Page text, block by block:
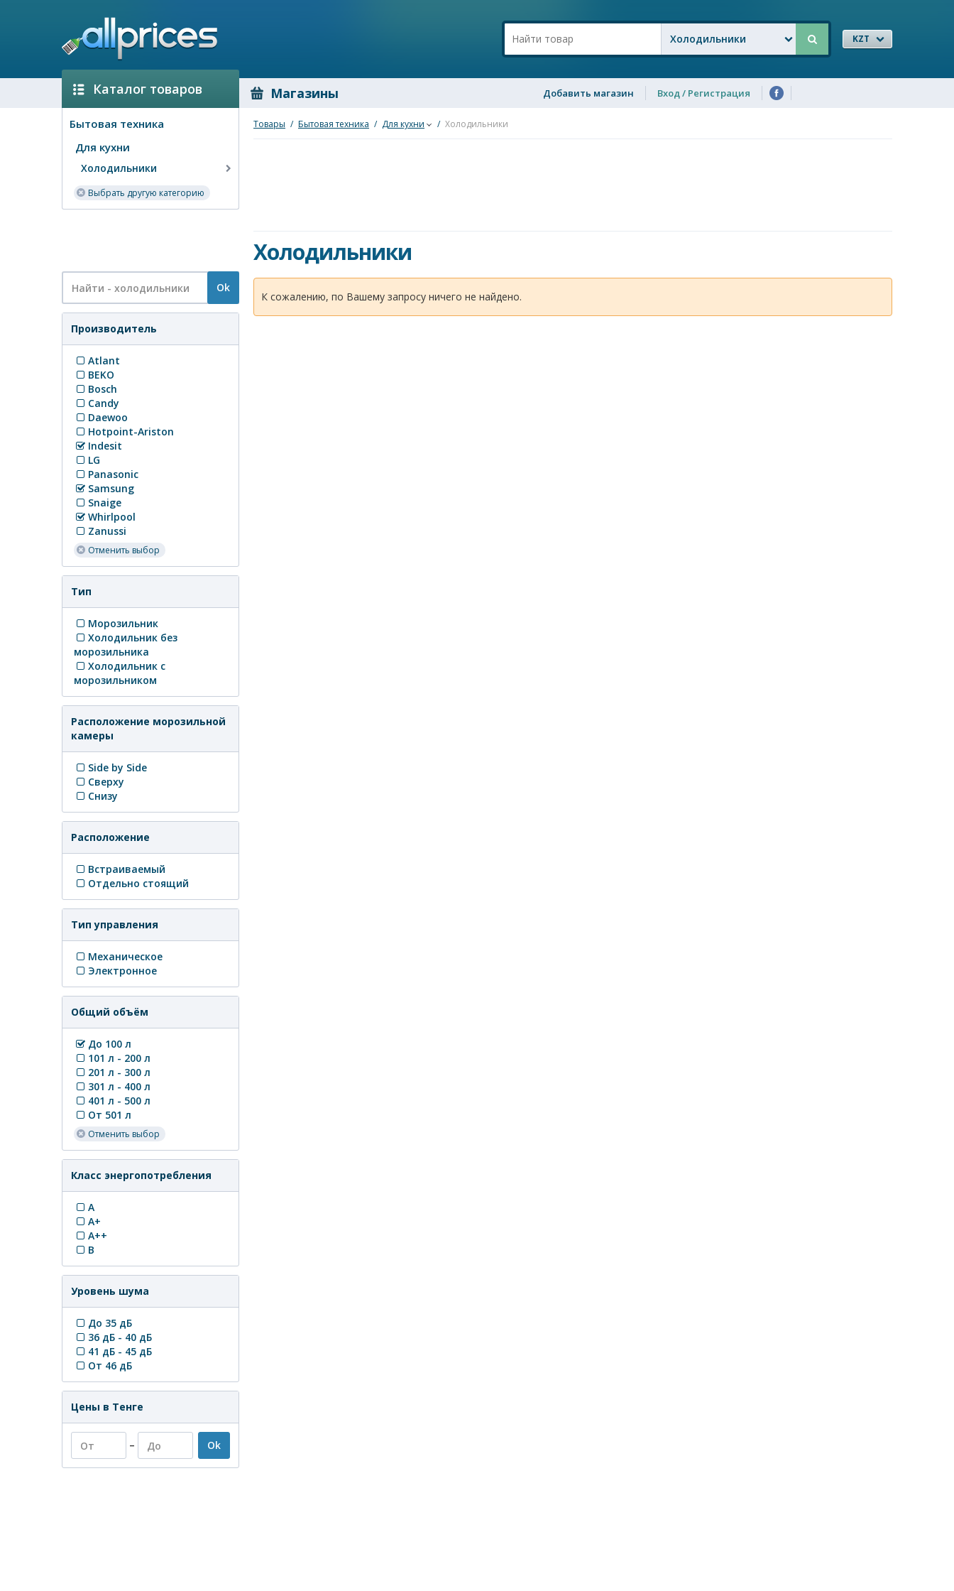
Холодильники KZT
Каталог товаров Магазины Добавить магазин Вход / Регистрация
Бытовая техника
Для кухни
Холодильники
Выбрать другую категорию
Ok
Производитель
Atlant
BEKO
Bosch
Candy
Daewoo
Hotpoint-Ariston
Indesit
LG
Panasonic
Samsung
Snaige
Whirlpool
Zanussi
Отменить выбор
Тип
Морозильник
Холодильник без
морозильника
Холодильник с
морозильником
Расположение морозильной
камеры
Side by Side
Сверху
Снизу
Расположение
Встраиваемый
Отдельно стоящий
Тип управления
Механическое
Электронное
Общий объём
До 100 л
101 л - 200 л
201 л - 300 л
301 л - 400 л
401 л - 500 л
От 501 л
Отменить выбор
Класс энергопотребления
A
A+
A++
B
Уровень шума
До 35 дБ
36 дБ - 40 дБ
41 дБ - 45 дБ
От 46 дБ
Цены в Тенге
– Ok
Товары / Бытовая техника / Для кухни / Холодильники
Холодильники
К сожалению, по Вашему запросу ничего не найдено.